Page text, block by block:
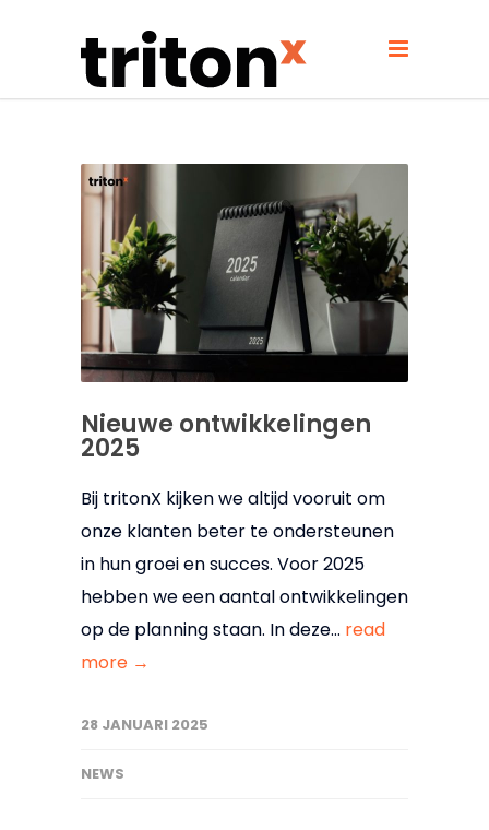
Nieuwe ontwikkelingen
2025
Bij tritonX kijken we altijd vooruit om
onze klanten beter te ondersteunen
in hun groei en succes. Voor 2025
hebben we een aantal ontwikkelingen
op de planning staan. In deze... read
more →
28 JANUARI 2025
NEWS